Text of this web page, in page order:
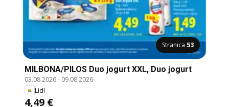
Stranica 53
MILBONA/PILOS Duo jogurt XXL, Duo jogurt
03.08.2026- 09.08.2026
Lidl
4,49 €